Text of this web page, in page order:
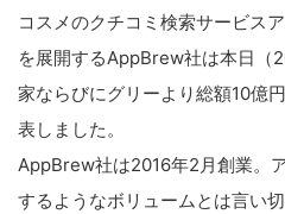
コスメのクチコミ検索サービス
を展開するAppBrew社は本日（
家ならびにグリーより総額10億
表しました。
AppBrew社は2016年2月創業。
するようなボリュームとは言い